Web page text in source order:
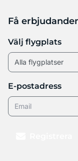
Få
Välj flygplats
E-postadress